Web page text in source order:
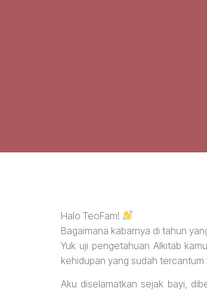
Halo TeoFam!
Bagaimana kabarnya di tahun
Yuk uji pengetahuan Alkitab
kehidupan yang sudah tercantum
Aku diselamatkan sejak bayi,